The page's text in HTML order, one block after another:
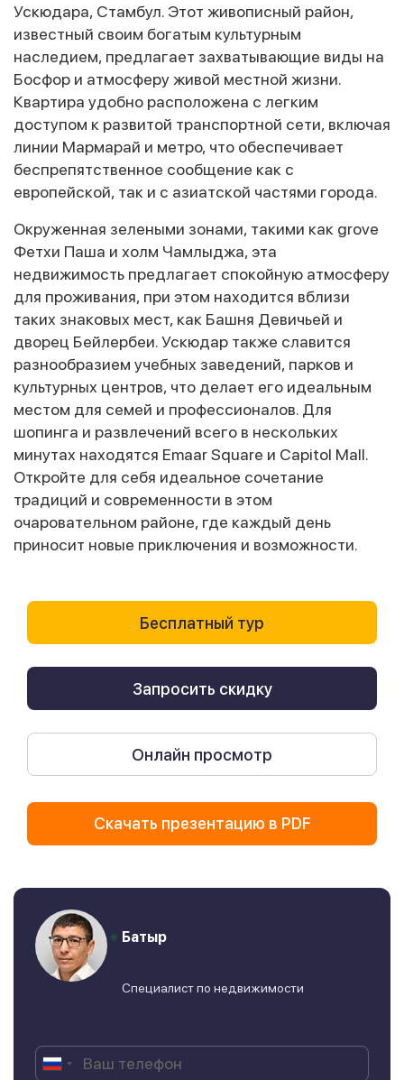
Ускюдара, Стамбул. Этот живописный район,
известный своим богатым культурным
наследием, предлагает захватывающие виды на
Босфор и атмосферу живой местной жизни.
Квартира удобно расположена с легким
доступом к развитой транспортной сети, включая
линии Мармарай и метро, что обеспечивает
беспрепятственное сообщение как с
европейской, так и с азиатской частями города.
Окруженная зелеными зонами, такими как grove
Фетхи Паша и холм Чамлыджа, эта
недвижимость предлагает спокойную атмосферу
для проживания, при этом находится вблизи
таких знаковых мест, как Башня Девичьей и
дворец Бейлербеи. Ускюдар также славится
разнообразием учебных заведений, парков и
культурных центров, что делает его идеальным
местом для семей и профессионалов. Для
шопинга и развлечений всего в нескольких
минутах находятся Emaar Square и Capitol Mall.
Откройте для себя идеальное сочетание
традиций и современности в этом
очаровательном районе, где каждый день
приносит новые приключения и возможности.
Бесплатный тур
Запросить скидку
Онлайн просмотр
Скачать презентацию в PDF
Батыр
Специалист по недвижимости